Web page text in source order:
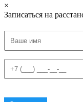
×
Записаться на